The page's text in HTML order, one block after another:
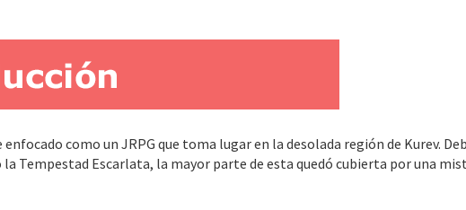
como un JRPG que toma lugar en la desolada región de Kurev.
Tempestad Escarlata, la mayor parte de esta quedó cubierta por una